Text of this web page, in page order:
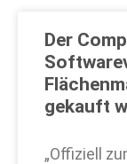
Der
gekauft
„Offiziell